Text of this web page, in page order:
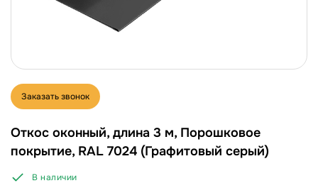
Заказать звонок
Откос оконный, длина 3 м, Порошковое
покрытие, RAL 7024 (Графитовый серый)
В наличии